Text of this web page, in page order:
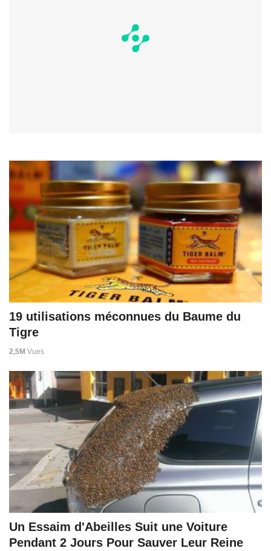
19 utilisations méconnues du Baume du
Tigre
2,5M Vues
Un Essaim d'Abeilles Suit une Voiture
Pendant 2 Jours Pour Sauver Leur Reine